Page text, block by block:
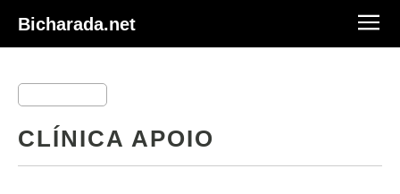
Bicharada.net
CLÍNICA APOIO